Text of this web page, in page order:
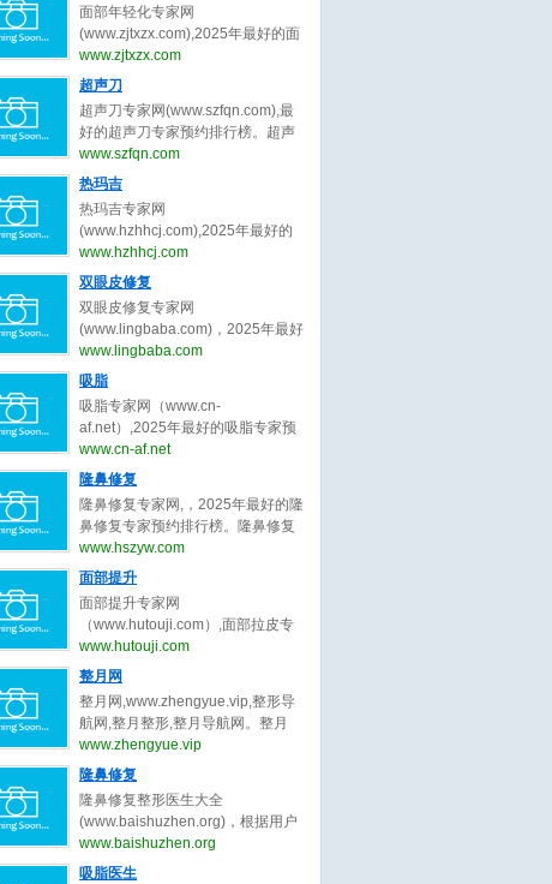
胸部形态的外科整形技术，隆胸旨
在塑造更符合审美标准的身体曲线
并提升女性自信‌。隆胸的‌医学范
畴‌：隆胸属于医美手术，隆胸主要
针对乳房发育不良、扁平或松弛下
垂等问题，通过植入假体或移植自
体组织实现胸部形态优化‌。‌隆胸目
的‌：隆胸可以改善身体比例，增强
女性特征，满足心理及社交需
求‌。
息。预约咨询微信：
bianmei0528。脂肪填充（自体脂
肪移植）是一种通过将自身脂肪组
织移植到需要填充的部位，以达到
塑形、修复凹陷或改善外观的美容
手术。脂肪填充是一种利用自体脂
肪移植技术，将身体其他部位（如
腹部、大腿、臀部）的脂肪抽取、
处理后，注射到需要填充的部位
（如面部、胸部、臀部等），以改
善形态、增加体积或修复缺损。脂
肪填充的手术过程为：脂肪提取、
脂肪处理、脂肪注射。脂肪填充存
活率不稳定：部分脂肪细胞可能无
法存活，需要多次手术以达到理想
效果。
面部年轻化专家网
(www.zjtxzx.com),2025年最好的面
部年轻化专家预约排行榜。面部年
轻化专家网，提供,杨俊,陈兵,黄寅
成,卢丙仑,蒋松林等关于面部年轻化
的专家和信息。预约咨询微信：
bianmei0528。面部年轻化是一种
通过手术或非手术手段改善面部松
弛、下垂等问题，使面部轮廓更加
紧致、年轻化的美容技术。它主要
针对因年龄增长、胶原蛋白流失、
脂肪移位等原因导致的面部皮肤松
弛、皱纹、下垂等衰老特征。面部
年轻化的常见方法包括：手术类面
部年轻化（面部提拉术、SMAS筋
膜提升术、小切口面部年轻化）和
非手术类面部年轻化（注射填充提
升、埋线提升、射频紧肤术、超声
提拉）。
www.zjtxzx.com
超声刀
超声刀专家网(www.szfqn.com),最
好的超声刀专家预约排行榜。超声
刀专家网，提供,常毅,汪文娟,杨芷,
肖阳,张志宇,张静,侯明波,徐鹏2,刘
息。预约咨询微信：
bianmei0528。超声刀是一种利用
超声波能量进行手术治疗的设备，
它在医疗领域有广泛的应用。超声
刀，全称为超声切割止血刀，是一
种利用超声波的高频振动来切割和
凝固人体组织的医疗器械。超声刀
通过将电能转换为超声波能量，利
用超声波的热效应、空化效应和机
械效应，实现对组织的切割、凝固
和止血。
www.szfqn.com
热玛吉
热玛吉专家网
(www.hzhhcj.com),2025年最好的
热玛吉专家预约排行榜。热玛吉专
家网，提供,王恒1,徐宇红,谢活生,夏
自刚,牟北平等关于热玛吉的专家和
信息。预约咨询微信：
bianmei0528。热玛吉是一种利用
射频技术进行皮肤紧致和抗衰老的
非侵入性美容治疗方法。热玛吉通
过高射频能量作用于皮肤深层，刺
激胶原蛋白的收缩和再生，从而达
到紧致肌肤、减少皱纹的效果。热
玛吉的工作原理基于射频技术。在
治疗过程中，热玛吉设备会发出特
定频率的射频能量，穿透皮肤表
层，到达皮肤深层组织。当射频能
量被组织中的水分子吸收后，会产
生热量，导致胶原蛋白纤维收缩，
并刺激新的胶原蛋白生成。
www.hzhhcj.com
双眼皮修复
双眼皮修复专家网
(www.lingbaba.com)，2025年最好
的双眼皮修复专家预约排行榜。双
眼皮修复专家网，提供曾翾,张园园,
雄,史迎军,白永辉,李冉,冷静,田怡,刘
平,陈勇,余东,周瑜,俞惠忠,张楚,李
勇,郑小红,王晓峰,王恒,王维,佀同帅,
徐晓斐,王衡健,陈小剑,王振军,刘志
刚,孟明星,杨蓉,王香平,敖健飞,师丽
丽,吴焱秋,李燕,张颖,张冰洁,常冬青,
金鑫,王世勇,彭青和,刘晓伟,隋长清,
靳小雷,孔宇,杨丽,田国静,滕彦,林靖,
张大艳,韩勋,王岩,卢建建,金云波,顾
斌,高寿松,范海燕,林威,潘贰,陈芝,张
娇娇,方涛,秦小惠,何洁,楼善叶,武文
蕾,刘学源,阮庆玲,李光琴,冯传波,赵
成利,朱迪,张小川,刘辅容等关于双
眼皮修复的专家和信息。预约咨询
微信：bianmei0528。
www.lingbaba.com
吸脂
吸脂专家网（www.cn-
af.net）,2025年最好的吸脂专家预
约排行榜。吸脂专家网，提供顾云
鹏,李发成,曹卫刚,齐越,王春虎,李小
刘冲,王阳,许占群,袁玉坤,乔爱军,马
梅生,李春财,程辰,田其,万晓楠,齐文
章,汪新伟,翟爽,吕倩雯,陈元良,孙笛,
曹孟君,冷冰,秦冬,龙成,刘玉钊,汪新
伟,张超,刘靖涛,李建锐,胡守舵,孙波,
盛玲玲,金洪尧,马桂娥,王维新,刘李
娜,郑岩,王乡宁,卢九宁,黄云福,李胜
旭,王勇,李增辉,卢新蕾,张荣明,刘彦
龙,詹炜卿,梁红伟,陈兵,张涛,唐亮,于
冬梅,鲁峰,刘杰伟,闫爱跃等关于吸
脂的专家和信息。预约咨询微信：
bianmei0528。
www.cn-af.net
隆鼻修复
隆鼻修复专家网,，2025年最好的隆
鼻修复专家预约排行榜。隆鼻修复
专家网，提供,韩加送,戴传昌,魏皎,
李圣利,韩嘉毅,李健,范锴,高顺福,刘
娟,任东,曲妙轩,葛志鑫,张龙,李保锴,
李信峰,向宏伟,李劲良,李长富,巫文
云,刘彦军,宫风勇,洪春,杜轶男,汪垟,
徐利刚,汪云锋,王英勇,王旭彬,陈倩,
赵士俊,王杰,李理,陈超群,叶子荣,柴
军,项昌峰,陈杰,李安平,孙前磊,陶俊,
龚涛,高山,曾高,安阳,路会,张辉,周
柯,牛勇敢,王艇,倪云志,韩国栋,冯雁
平,王欢,尤建军,胡俊峰,夏正义,李青
峰,罗汇东,张洪波,毕胜,王天国,曹芳,
王会勇,李文峰,刘志刚,朱灿,李希军,
周仪,江宝华,廖连平,贾德渊,范飞,李
爱林,王先成,李东,徐航,王军,欧阳春,
www.hszyw.com
面部提升
面部提升专家网
（www.hutouji.com）,面部拉皮专
家网,脸部除皱专家网，2025年最好
的面部提升专家预约排行榜。面部
皮,脸部除皱,脸部拉皮专家,面部拉
皮专家,脸部除皱专家,柳民熙,穆宝
安,黄寅守,杜太超,张海明,祝东升,袁
强,杨大平,王乙立,金云波,卢丙仑,王
召东,王冀耕,倪峰,蒋松林等关于面
部提升的专家和信息。预约咨询微
信：bianmei0528。
www.hutouji.com
整月网
整月网,www.zhengyue.vip,整形导
航网,整月整形,整月导航网。整月
网，整月整形导航网_收集全国最好
的整形美容网站。
www.zhengyue.vip
隆鼻修复
隆鼻修复整形医生大全
(www.baishuzhen.org)，根据用户
口碑收录全中国最好的隆鼻修复整
形医生，包括不限于隆鼻修复整形
www.baishuzhen.org
吸脂医生